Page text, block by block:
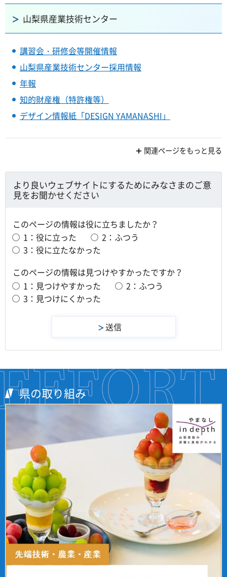
山梨県産業技術センター
講習会・研修会等開催情報
山梨県産業技術センター採用情報
年報
知的財産権（特許権等）
デザイン情報紙「DESIGN YAMANASHI」
関連ページをもっと見る
より良いウェブサイトにするためにみなさまのご意
見をお聞かせください
このページの情報は役に立ちましたか？
1：役に立った
2：ふつう
3：役に立たなかった
このページの情報は見つけやすかったですか？
1：見つけやすかった
2：ふつう
3：見つけにくかった
県の取り組み